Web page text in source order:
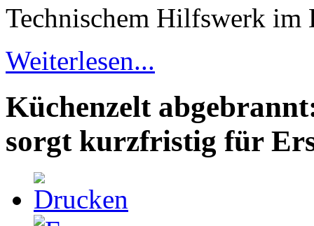
Technischem Hilfswerk im
Weiterlesen...
Küchenzelt
sorgt kurzfristig für